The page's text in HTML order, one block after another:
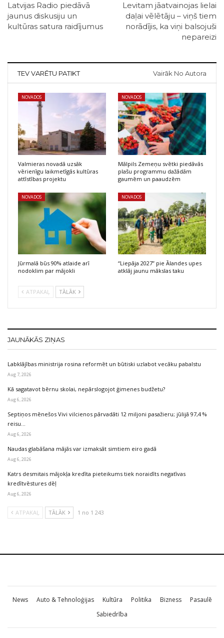
Latvijas Radio piedāvā
jaunus diskusiju un
kultūras satura raidījumus
Levitam jāatvainojas lielai
daļai vēlētāju – viņš tiem
norādījis, ka viņi balsojuši
nepareizi
TEV VARĒTU PATIKT Vairāk No Autora
NOVADOS
Valmieras novadā uzsāk
vērienīgu laikmetīgās kultūras
attīstības projektu
NOVADOS
Mālpils Zemeņu svētki piedāvās
plašu programmu dažādām
gaumēm un paaudzēm
NOVADOS
Jūrmalā būs 90% atlaide arī
nodoklim par mājokli
NOVADOS
“Liepāja 2027” pie Ālandes upes
atklāj jaunu mākslas taku
ATPAKAĻ TĀLĀK
JAUNĀKĀS ZIŅAS
Labklājības ministrija rosina reformēt un būtiski uzlabot vecāku pabalstu
Aug 7, 2026
Kā sagatavot bērnu skolai, nepārslogojot ģimenes budžetu?
Aug 6, 2026
Septiņos mēnešos Vivi vilcienos pārvadāti 12 miljoni pasažieru; jūlijā 97,4 %
reisu…
Aug 6, 2026
Naudas glabāšana mājās var izmaksāt simtiem eiro gadā
Aug 6, 2026
Katrs desmitais mājokļa kredīta pieteikums tiek noraidīts negatīvas
kredītvēstures dēļ
Aug 6, 2026
ATPAKAĻ TĀLĀK 1 no 1 243
News Auto & Tehnoloģijas Kultūra Politika Bizness
Pasaulē
Sabiedrība